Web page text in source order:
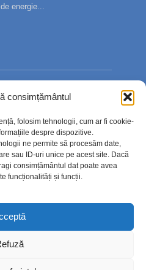
consimțământul
folosim tehnologii, cum ar fi cookie-
despre dispozitive.
ne permite să procesăm date,
sau ID-uri unice pe acest site. Dacă
consimțământul dat poate avea
funcționalități și funcții.
energie...